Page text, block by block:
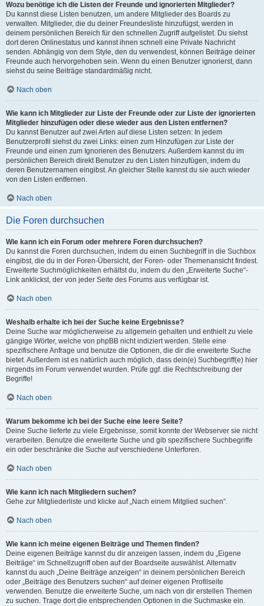
Wozu benötige ich die Listen der Freunde und ignorierten Mitglieder?
Du kannst diese Listen benutzen, um andere Mitglieder des Boards zu
verwalten. Mitglieder, die du deiner Freundesliste hinzufügst, werden in
deinem persönlichen Bereich für den schnellen Zugriff aufgelistet. Du siehst
dort deren Onlinestatus und kannst ihnen schnell eine Private Nachricht
senden. Abhängig von dem Style, den du verwendest, können Beiträge deiner
Freunde auch hervorgehoben sein. Wenn du einen Benutzer ignorierst, dann
siehst du seine Beiträge standardmäßig nicht.
Nach oben
Wie kann ich Mitglieder zur Liste der Freunde oder zur Liste der ignorierten
Mitglieder hinzufügen oder diese wieder aus den Listen entfernen?
Du kannst Benutzer auf zwei Arten auf diese Listen setzen: In jedem
Benutzerprofil siehst du zwei Links: einen zum Hinzufügen zur Liste der
Freunde und einen zum Ignorieren des Benutzers. Außerdem kannst du im
persönlichen Bereich direkt Benutzer zu den Listen hinzufügen, indem du
deren Benutzernamen eingibst. An gleicher Stelle kannst du sie auch wieder
von den Listen entfernen.
Nach oben
Die Foren durchsuchen
Wie kann ich ein Forum oder mehrere Foren durchsuchen?
Du kannst die Foren durchsuchen, indem du einen Suchbegriff in die Suchbox
eingibst, die du in der Foren-Übersicht, der Foren- oder Themenansicht findest.
Erweiterte Suchmöglichkeiten erhältst du, indem du den „Erweiterte Suche“-
Link anklickst, der von jeder Seite des Forums aus verfügbar ist.
Nach oben
Weshalb erhalte ich bei der Suche keine Ergebnisse?
Deine Suche war möglicherweise zu allgemein gehalten und enthielt zu viele
gängige Wörter, welche von phpBB nicht indiziert werden. Stelle eine
spezifischere Anfrage und benutze die Optionen, die dir die erweiterte Suche
bietet. Außerdem ist es natürlich auch möglich, dass dein(e) Suchbegriff(e) hier
nirgends im Forum verwendet wurden. Prüfe ggf. die Rechtschreibung der
Begriffe!
Nach oben
Warum bekomme ich bei der Suche eine leere Seite?
Deine Suche lieferte zu viele Ergebnisse, somit konnte der Webserver sie nicht
verarbeiten. Benutze die erweiterte Suche und gib spezifischere Suchbegriffe
ein oder beschränke die Suche auf verschiedene Unterforen.
Nach oben
Wie kann ich nach Mitgliedern suchen?
Gehe zur Mitgliederliste und klicke auf „Nach einem Mitglied suchen“.
Nach oben
Wie kann ich meine eigenen Beiträge und Themen finden?
Deine eigenen Beiträge kannst du dir anzeigen lassen, indem du „Eigene
Beiträge“ im Schnellzugriff oben auf der Boardseite auswählst. Alternativ
kannst du auch „Deine Beiträge anzeigen“ in deinem persönlichen Bereich
oder „Beiträge des Benutzers suchen“ auf deiner eigenen Profilseite
verwenden. Benutze die erweiterte Suche, um nach von dir erstellen Themen
zu suchen. Trage dort die entsprechenden Optionen in die Suchmaske ein.